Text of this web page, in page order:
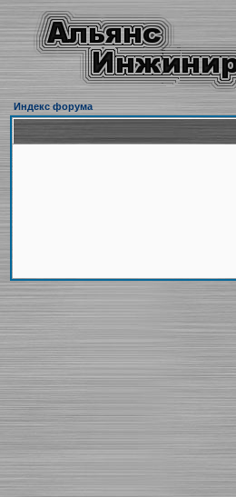
Индекс форума